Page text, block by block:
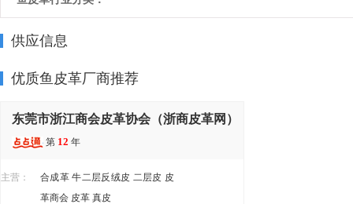
供应信息
优质鱼皮革厂商推荐
东莞市浙江商会皮革协会（浙商皮革网）
第 12 年
主营： 合成革 牛二层反绒皮 二层皮 皮
革商会 皮革 真皮